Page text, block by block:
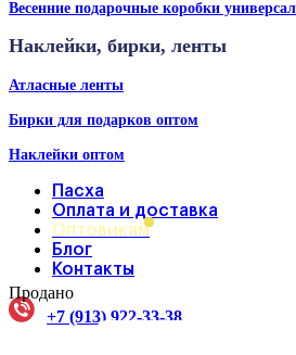
Весенние подарочные коробки
Наклейки, бирки, ленты
Атласные ленты
Бирки для подарков оптом
Наклейки оптом
Пасха
Оплата и доставка
Оптовикам
Блог
Контакты
+7 (913) 922-33-38
Продано